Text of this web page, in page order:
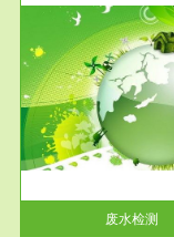
废水检测
服务范
废气测试
检测范围工业废气
废气和无机废气。有
包括...